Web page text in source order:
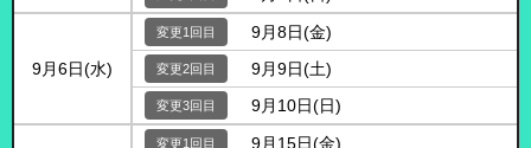
9月6日(水)
9月8日(金)
9月9日(土)
9月10日(日)
9月15日(金)